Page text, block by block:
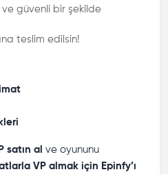
ve güvenli bir şekilde
teslim edilsin!
satın al ve oyununu
VP almak için Epinfy’ı